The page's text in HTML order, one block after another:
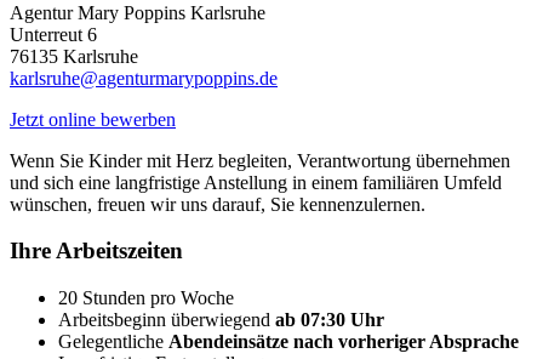
Agentur Mary Poppins Karlsruhe
Unterreut 6
76135 Karlsruhe
karlsruhe@agenturmarypoppins.de
Jetzt online bewerben
Wenn Sie Kinder mit Herz begleiten, Verantwortung übernehmen
und sich eine langfristige Anstellung in einem familiären Umfeld
wünschen, freuen wir uns darauf, Sie kennenzulernen.
Ihre Arbeitszeiten
20 Stunden pro Woche
Arbeitsbeginn überwiegend ab 07:30 Uhr
Gelegentliche Abendeinsätze nach vorheriger Absprache